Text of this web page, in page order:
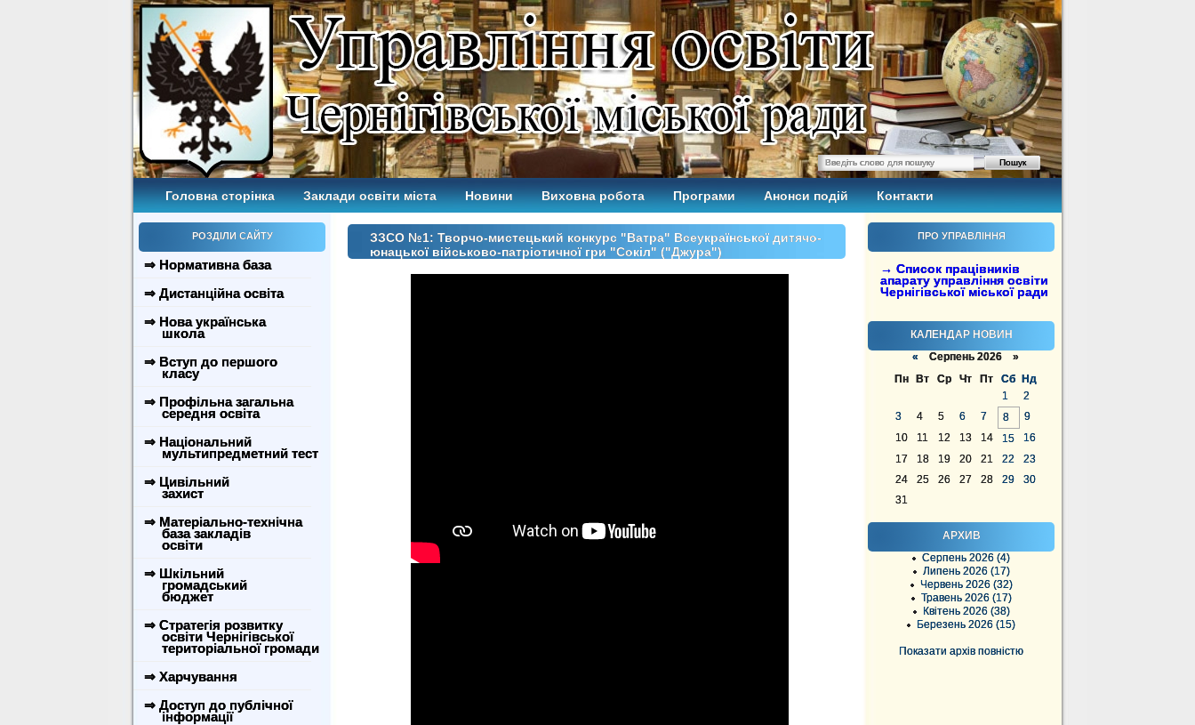
Головна сторінка Заклади освіти міста Новини Виховна робота Програми Анонси подій Контакти
РОЗДІЛИ САЙТУ
⇒ Нормативна база
⇒ Дистанційна освіта
⇒ Нова українська
школа
⇒ Вступ до першого
класу
⇒ Профільна загальна
середня освіта
⇒ Національний
мультипредметний тест
⇒ Цивільний
захист
⇒ Матеріально-технічна
база закладів
освіти
⇒ Шкільний
громадський
бюджет
⇒ Стратегія розвитку
освіти Чернігівської
територіальної громади
⇒ Харчування
⇒ Доступ до публічної
інформації
ПРО УПРАВЛІННЯ
→ Список працівників
апарату управління освіти
Чернігівської міської ради
КАЛЕНДАР НОВИН
« Серпень 2026 »
Пн
Вт Ср Чт Пт Сб
Нд
1
2
3
4 5 6 7 8
9
10
11 12 13 14 15
16
17
18 19 20 21 22
23
24
25 26 27 28 29
30
31
АРХИВ
Серпень 2026 (4)
Липень 2026 (17)
Червень 2026 (32)
Травень 2026 (17)
Квітень 2026 (38)
Березень 2026 (15)
Показати архів повністю
ЗЗСО №1: Творчо-мистецький конкурс "Ватра" Всеукраїнської дитячо-
юнацької військово-патріотичної гри "Сокіл" ("Джура")